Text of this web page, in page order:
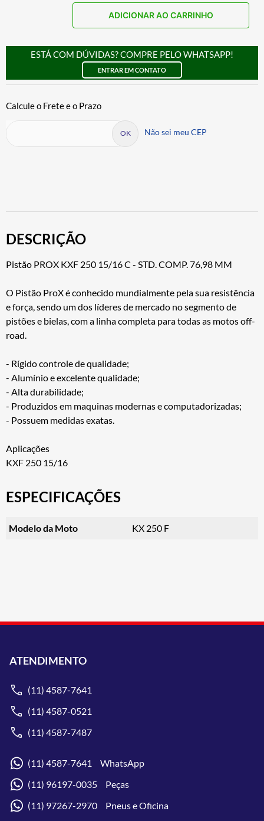
ADICIONAR AO CARRINHO
ESTÁ COM DÚVIDAS? COMPRE PELO WHATSAPP!
ENTRAR EM CONTATO
Não sei meu CEP
DESCRIÇÃO
Pistão PROX KXF 250 15/16 C - STD. COMP. 76,98 MM
O Pistão ProX é conhecido mundialmente pela sua resistência
e força, sendo um dos líderes de mercado no segmento de
pistões e bielas, com a linha completa para todas as motos off-
road.
- Rígido controle de qualidade;
- Alumínio e excelente qualidade;
- Alta durabilidade;
- Produzidos em maquinas modernas e computadorizadas;
- Possuem medidas exatas.
Aplicações
KXF 250 15/16
ESPECIFICAÇÕES
Modelo da Moto KX 250 F
ATENDIMENTO
(11) 4587-7641
(11) 4587-0521
(11) 4587-7487
(11) 4587-7641 WhatsApp
(11) 96197-0035 Peças
(11) 97267-2970 Pneus e Oficina